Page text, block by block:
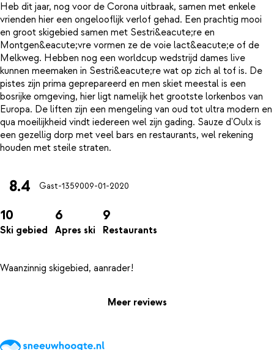
Heb dit jaar, nog voor de Corona uitbraak, samen met enkele
vrienden hier een ongelooflijk verlof gehad. Een prachtig mooi
en groot skigebied samen met Sestri&eacute;re en
Montgen&eacute;vre vormen ze de voie lact&eacute;e of de
Melkweg. Hebben nog een worldcup wedstrijd dames live
kunnen meemaken in Sestri&eacute;re wat op zich al tof is. De
pistes zijn prima geprepareerd en men skiet meestal is een
bosrijke omgeving, hier ligt namelijk het grootste lorkenbos van
Europa. De liften zijn een mengeling van oud tot ultra modern en
qua moeilijkheid vindt iedereen wel zijn gading. Sauze d'Oulx is
een gezellig dorp met veel bars en restaurants, wel rekening
8.4 Gast-1359009-01-2020
10
Ski gebied
6
Apres ski
9
Restaurants
Meer reviews